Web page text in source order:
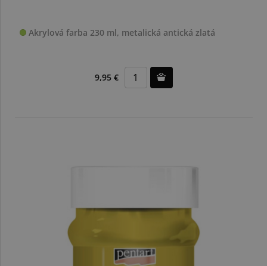
Akrylová farba 230 ml, metalická antická zlatá
9,95 €